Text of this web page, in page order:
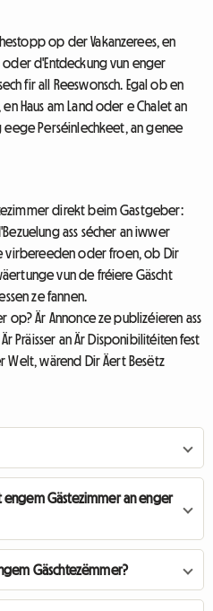
op der Vakanzerees, en
oder d'Entdeckung vun enger
fir all Reeswonsch. Egal ob en
Haus am Land oder e Chalet an
Perséinlechkeet, an genee
direkt beim Gastgeber:
ass sécher an iwwer
virbereeden oder froen, ob Dir
vun de fréiere Gäscht
ze fannen.
op? Är Annonce ze publizéieren ass
Präisser an Är Disponibilitéiten fest
Welt, wärend Dir Äert Besëtz
engem Gästezimmer an enger
Gäschtezëmmer?